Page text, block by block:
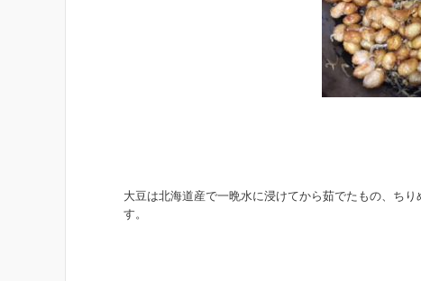
大豆は北海道産で一晩水に浸けてから茹でたもの、ち
す。